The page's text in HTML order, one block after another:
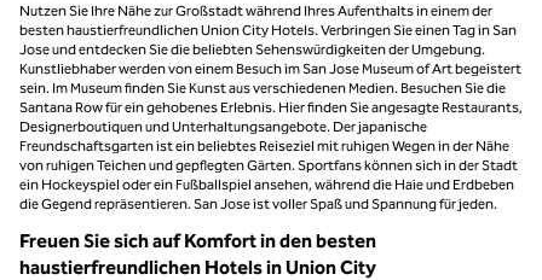
Nutzen Sie Ihre Nähe zur Großstadt während Ihres Aufenthalts in einem der
besten haustierfreundlichen Union City Hotels. Verbringen Sie einen Tag in San
Jose und entdecken Sie die beliebten Sehenswürdigkeiten der Umgebung.
Kunstliebhaber werden von einem Besuch im San Jose Museum of Art begeistert
sein. Im Museum finden Sie Kunst aus verschiedenen Medien. Besuchen Sie die
Santana Row für ein gehobenes Erlebnis. Hier finden Sie angesagte Restaurants,
Designerboutiquen und Unterhaltungsangebote. Der japanische
Freundschaftsgarten ist ein beliebtes Reiseziel mit ruhigen Wegen in der Nähe
von ruhigen Teichen und gepflegten Gärten. Sportfans können sich in der Stadt
ein Hockeyspiel oder ein Fußballspiel ansehen, während die Haie und Erdbeben
die Gegend repräsentieren. San Jose ist voller Spaß und Spannung für jeden.
Freuen Sie sich auf Komfort in den besten
haustierfreundlichen Hotels in Union City